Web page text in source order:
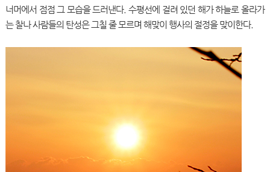
너머에서 점점 그 모습을 드러낸다. 수평선에 걸려 있던 해가 하늘로 올라가
는 찰나 사람들의 탄성은 그칠 줄 모르며 해맞이 행사의 절정을 맞이한다.